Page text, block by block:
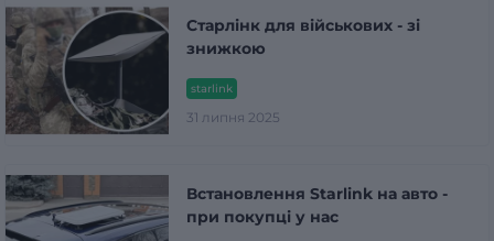
starlink
31 липня 2025
Старлінк для військових - зі
знижкою
Встановлення Starlink на авто -
при покупці у нас